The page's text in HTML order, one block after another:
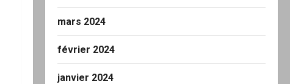
mars 2024
février 2024
janvier 2024